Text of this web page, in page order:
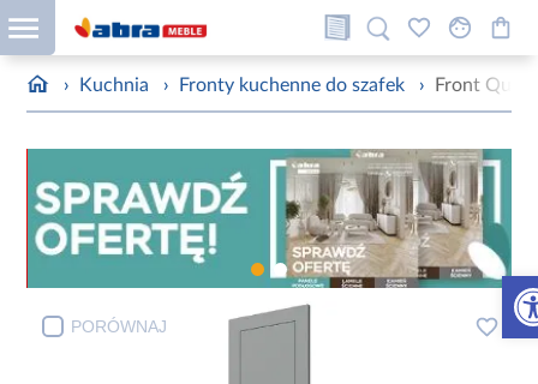
› Kuchnia › Fronty kuchenne do szafek › Front
PORÓWNAJ